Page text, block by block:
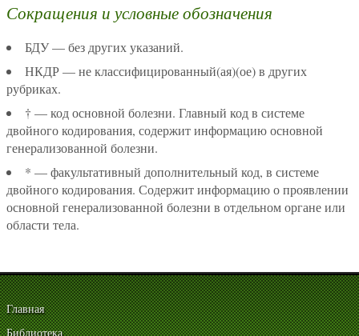
Сокращения и условные обозначения
БДУ — без других указаний.
НКДР — не классифицированный(ая)(ое) в других
рубриках.
† — код основной болезни. Главный код в системе
двойного кодирования, содержит информацию основной
генерализованной болезни.
* — факультативный дополнительный код, в системе
двойного кодирования. Содержит информацию о проявлении
основной генерализованной болезни в отдельном органе или
области тела.
Главная
Библиотека